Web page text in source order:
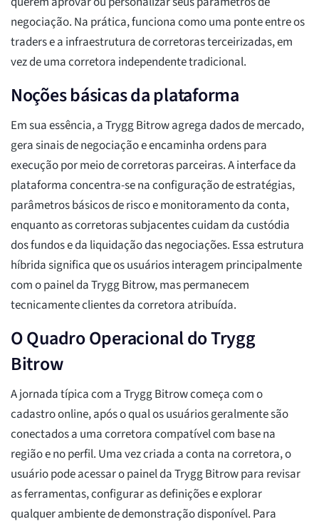
negociação. Na prática, funciona como uma ponte entre os
traders e a infraestrutura de corretoras terceirizadas, em
vez de uma corretora independente tradicional.
Noções básicas da plataforma
Em sua essência, a Trygg Bitrow agrega dados de mercado,
gera sinais de negociação e encaminha ordens para
execução por meio de corretoras parceiras. A interface da
plataforma concentra-se na configuração de estratégias,
parâmetros básicos de risco e monitoramento da conta,
enquanto as corretoras subjacentes cuidam da custódia
dos fundos e da liquidação das negociações. Essa estrutura
híbrida significa que os usuários interagem principalmente
com o painel da Trygg Bitrow, mas permanecem
tecnicamente clientes da corretora atribuída.
O Quadro Operacional do Trygg
Bitrow
A jornada típica com a Trygg Bitrow começa com o
cadastro online, após o qual os usuários geralmente são
conectados a uma corretora compatível com base na
região e no perfil. Uma vez criada a conta na corretora, o
usuário pode acessar o painel da Trygg Bitrow para revisar
as ferramentas, configurar as definições e explorar
qualquer ambiente de demonstração disponível. Para